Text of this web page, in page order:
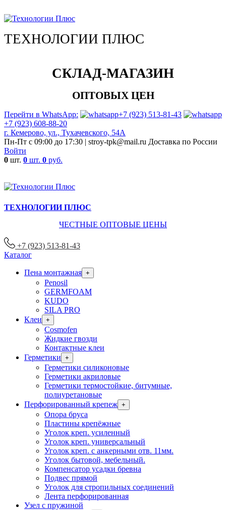
ТЕХНОЛОГИИ ПЛЮС
СКЛАД-МАГАЗИН
ОПТОВЫХ ЦЕН
Перейти в WhatsApp:
+7 (923) 513-81-43
+7 (923) 608-88-20
г. Кемерово, ул., Тухачевского, 54А
Пн-Пт с 09:00 до 17:30 | stroy-tpk@mail.ru Доставка по России
Войти
0 шт. 0 шт. 0 руб.
ТЕХНОЛОГИИ ПЛЮС
ЧЕСТНЫЕ ОПТОВЫЕ ЦЕНЫ
+7 (923) 513-81-43
Каталог
Пена монтажная +
Penosil
GERMFOAM
KUDO
SILA PRO
Клеи +
Cosmofen
Жидкие гвозди
Контактные клеи
Герметики +
Герметики силиконовые
Герметики акриловые
Герметики термостойкие, битумные,
полиуретановые
Перфорированный крепеж +
Опора бруса
Пластины крепёжные
Уголок креп. усиленный
Уголок креп. универсальный
Уголок креп. с анкерными отв. 11мм.
Уголок бытовой, мебельный.
Компенсатор усадки бревна
Подвес прямой
Уголок для стропильных соединений
Лента перфорированная
Узел с пружиной